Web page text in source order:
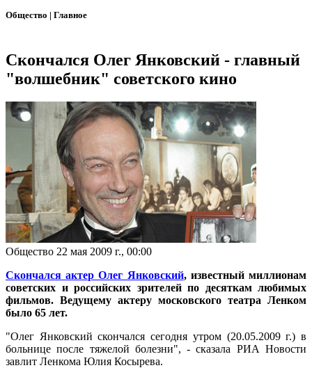
Общество | Главное
Скончался Олег Янковский - главный
"волшебник" советского кино
Общество 22 мая 2009 г., 00:00
Скончался актер Олег Янковский, известный миллионам
советских и российских зрителей по десяткам любимых
фильмов. Ведущему актеру московского театра Ленком
было 65 лет.
"Олег Янковский скончался сегодня утром (20.05.2009 г.) в
больнице после тяжелой болезни", - сказала РИА Новости
завлит Ленкома Юлия Косырева.